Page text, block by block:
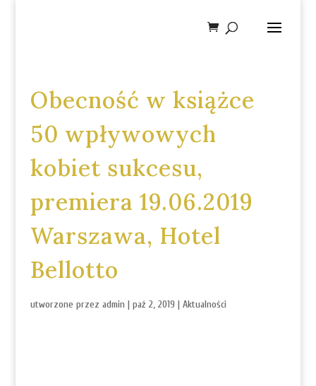
Obecność w książce
50 wpływowych
kobiet sukcesu,
premiera 19.06.2019
Warszawa, Hotel
Bellotto
utworzone przez admin | paź 2, 2019 | Aktualności